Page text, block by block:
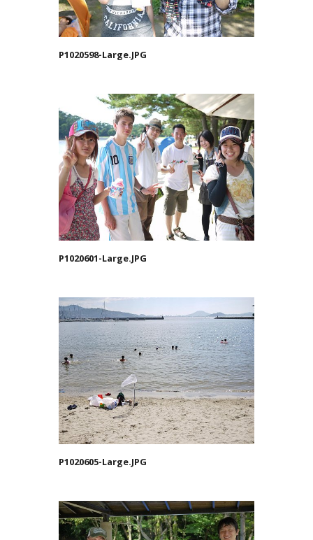
P1020598-Large.JPG
P1020601-Large.JPG
P1020605-Large.JPG